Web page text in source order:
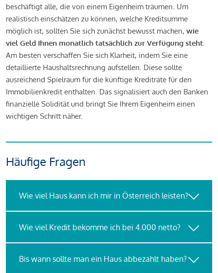
beschäftigt alle, die von einem Eigenheim träumen. Um
realistisch einschätzen zu können, welche Kreditsumme
möglich ist, sollten Sie sich zunächst bewusst machen, wie
viel Geld Ihnen monatlich tatsächlich zur Verfügung steht.
Am besten verschaffen Sie sich Klarheit, indem Sie eine
detaillierte Haushaltsrechnung aufstellen. Diese sollte
ausreichend Spielraum für die künftige Kreditrate für den
Immobilienkredit enthalten. Das signalisiert auch den Banken
finanzielle Solidität und bringt Sie Ihrem Eigenheim einen
wichtigen Schritt näher.
Häufige Fragen
Wie viel Haus kann ich mir in Österreich leisten?
Wie viel Kredit bekomme ich bei 4.000 netto?
Bis wann sollte man ein Haus abbezahlt haben?